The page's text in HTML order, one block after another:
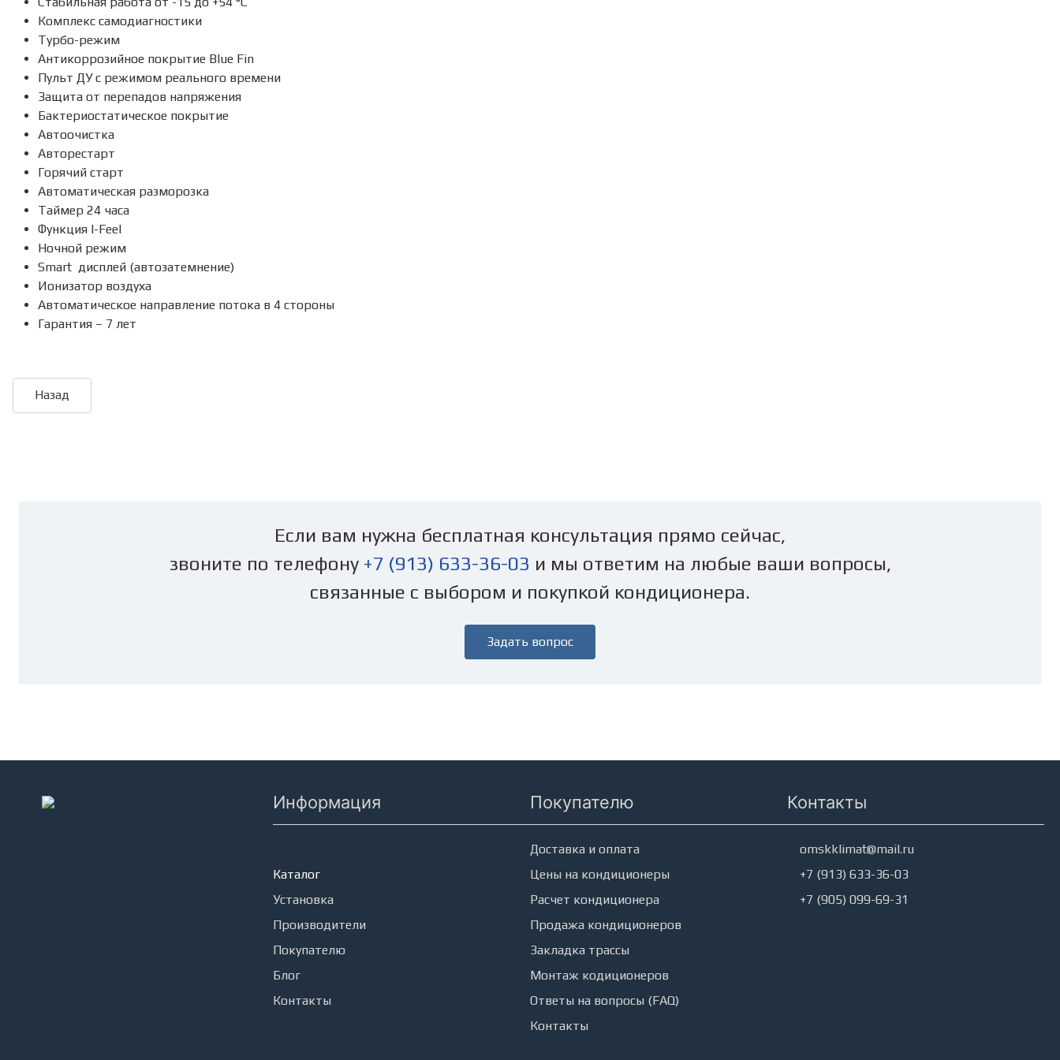
Комплекс самодиагностики
Турбо-режим
Антикоррозийное покрытие Blue Fin
Пульт ДУ с режимом реального времени
Защита от перепадов напряжения
Бактериостатическое покрытие
Автоочистка
Авторестарт
Горячий старт
Автоматическая разморозка
Таймер 24 часа
Функция I-Feel
Ночной режим
Smart дисплей (автозатемнение)
Ионизатор воздуха
Автоматическое направление потока в 4 стороны
Гарантия – 7 лет
Если вам нужна бесплатная консультация прямо сейчас,
звоните по телефону +7 (913) 633-36-03 и мы ответим на любые ваши вопросы,
связанные с выбором и покупкой кондиционера.
Задать вопрос
Информация
Каталог
Установка
Производители
Покупателю
Блог
Контакты
Покупателю
Доставка и оплата
Цены на кондиционеры
Расчет кондиционера
Продажа кондиционеров
Закладка трассы
Монтаж кодиционеров
Ответы на вопросы (FAQ)
Контакты
Контакты
omskklimat@mail.ru
+7 (913) 633-36-03
+7 (905) 099-69-31